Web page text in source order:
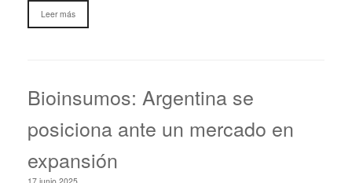
Leer más
Bioinsumos: Argentina se
posiciona ante un mercado en
expansión